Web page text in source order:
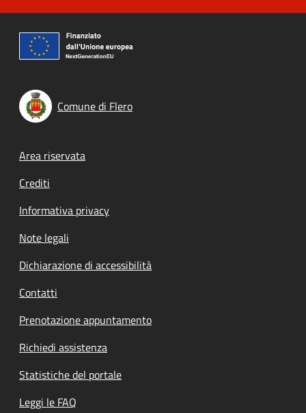
Comune di Flero
Footer menu
Area riservata
Crediti
Informativa privacy
Note legali
Dichiarazione di accessibilità
Contatti
Prenotazione appuntamento
Richiedi assistenza
Statistiche del portale
Leggi le FAQ